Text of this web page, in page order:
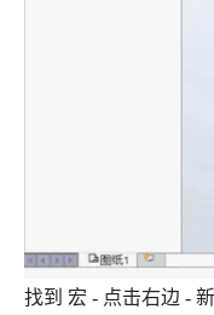
找到 宏 - 点击右边 -